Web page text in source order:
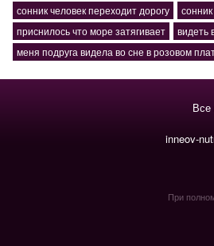
сонник человек переходит дорогу
приснилось что море затягивает
видеть
меня подруга видела во сне в розовом
inneov-
При